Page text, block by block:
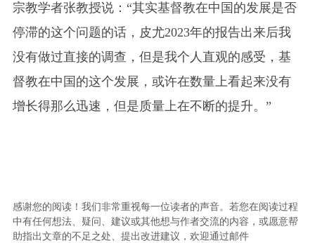
宗教学者张教授说：“其实基督教在中国的发展是否
停滞的这个问题的话，皮尤2023年的报告出来后我
没有做过直接的调查，但是我个人直观的感受，基
督教在中国的这个发展，或许在数量上看起来没有
增长得那么迅速，但是质量上在不断的提升。”
感谢您的阅读！我们非常重视每一位读者的声音。若您在阅读过程
中有任何想法、疑问、建议或其他想与作者交流的内容，或愿意帮
助指出文章的不足之处、提出改进建议，欢迎通过邮件